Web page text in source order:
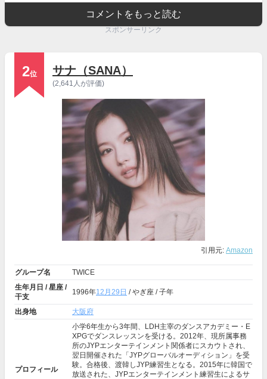
コメントをもっと読む
スポンサーリンク
2位 サナ（SANA）
(2,641人が評価)
引用元: Amazon
グループ名
TWICE
生年月日 / 星座 /
干支
1996年12月29日 / やぎ座 / 子年
出身地 大阪府
プロフィール
小学6年生から3年間、LDH主宰のダンスアカデミー・E
XPGでダンスレッスンを受ける。2012年、現所属事務
所のJYPエンターテインメント関係者にスカウトされ、
翌日開催された「JYPグローバルオーディション」を受
験。合格後、渡韓しJYP練習生となる。2015年に韓国で
放送された、JYPエンターテインメント練習生によるサ